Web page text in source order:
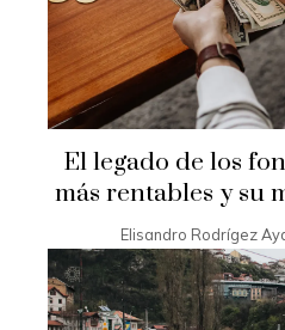
El legado de los
más rentables y su
Elisandro Rodrígez